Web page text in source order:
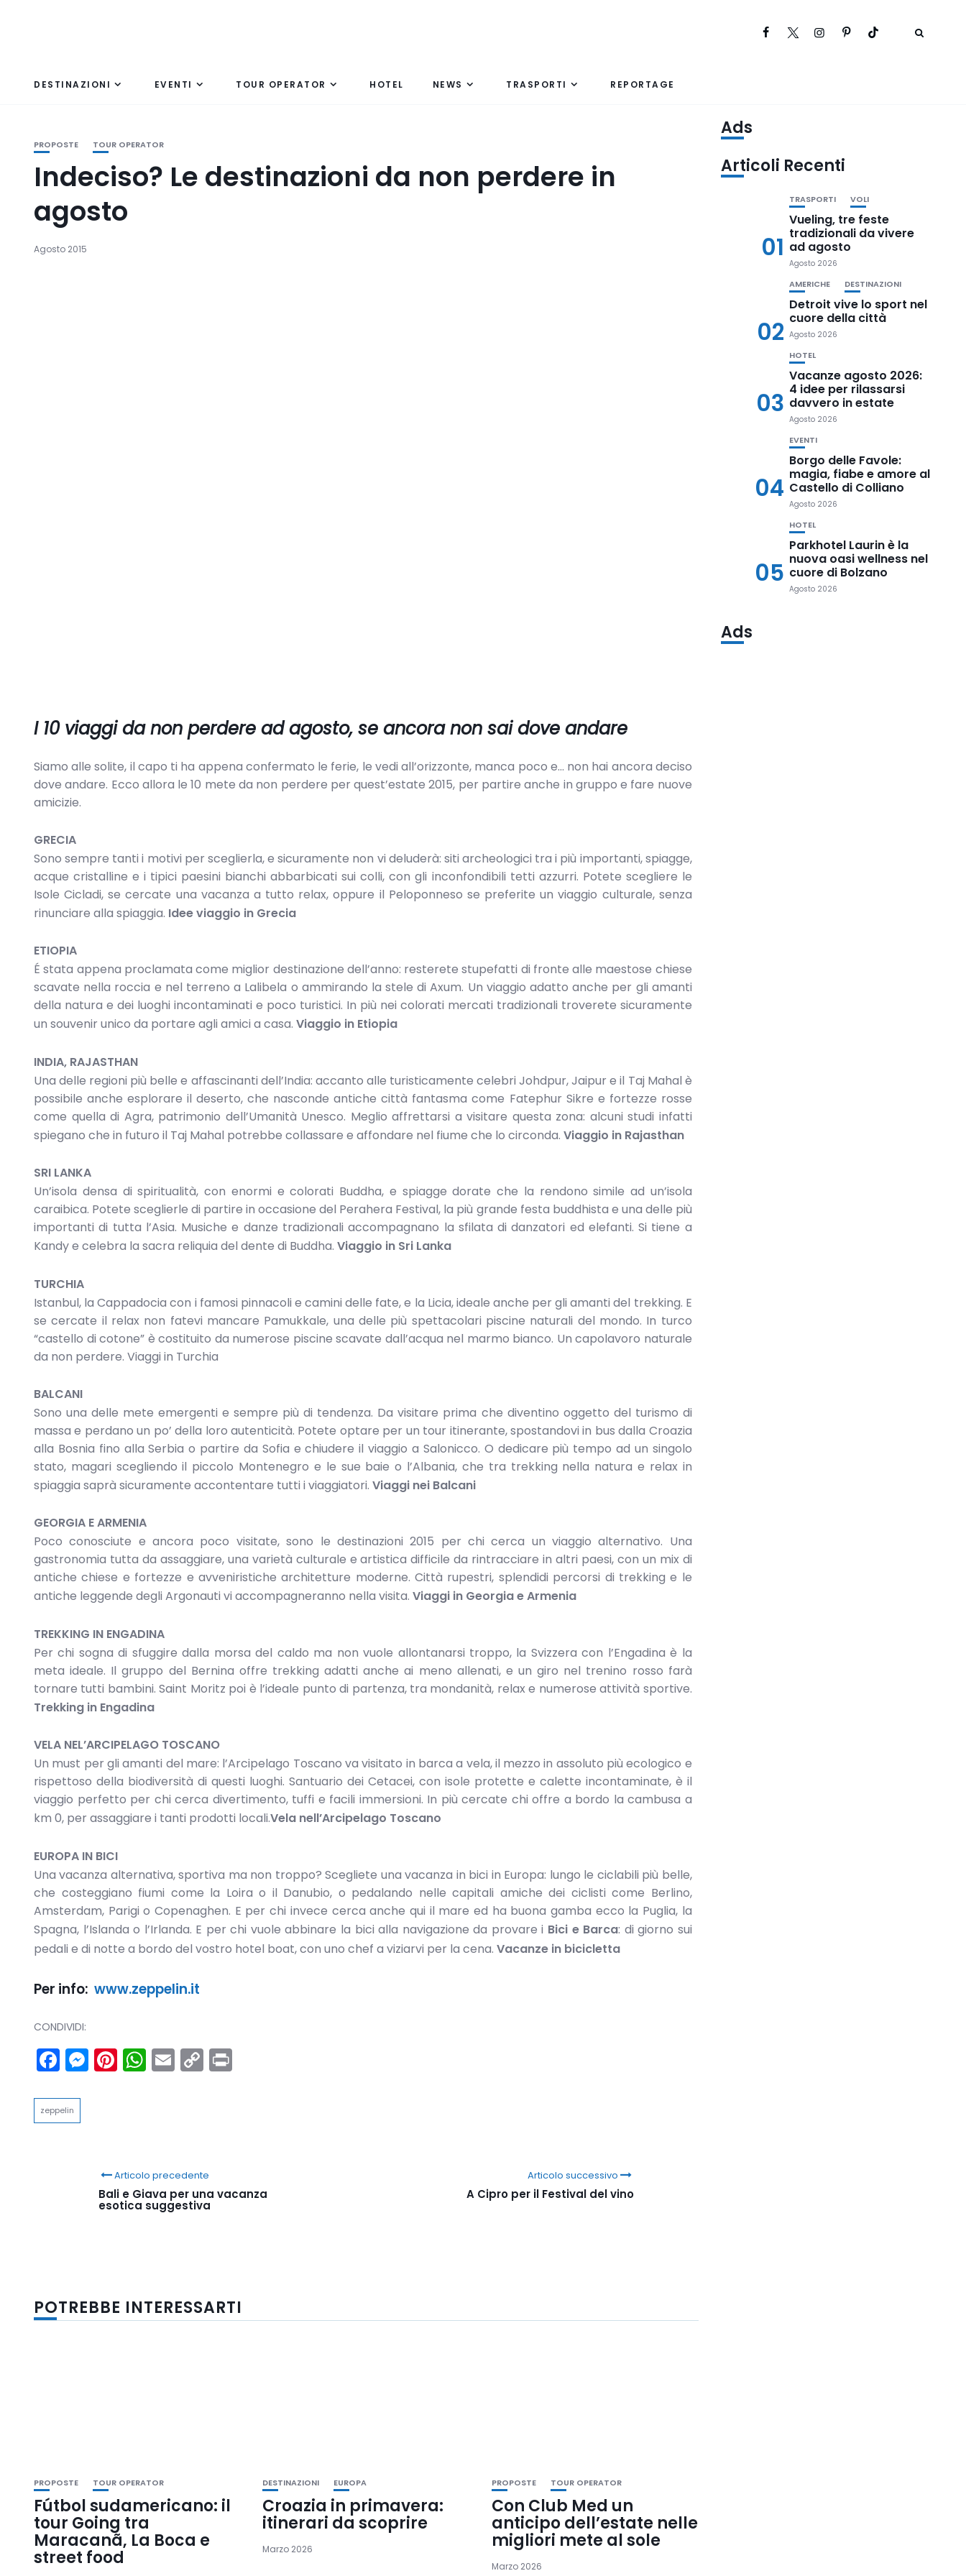
DESTINAZIONI EVENTI TOUR OPERATOR HOTEL NEWS TRASPORTI REPORTAGE
PROPOSTE TOUR OPERATOR
Indeciso? Le destinazioni da non perdere in
agosto
Agosto 2015
I 10 viaggi da non perdere ad agosto, se ancora non sai dove andare
Siamo alle solite, il capo ti ha appena confermato le ferie, le vedi all’orizzonte, manca poco e… non hai ancora deciso
dove andare. Ecco allora le 10 mete da non perdere per quest’estate 2015, per partire anche in gruppo e fare nuove
amicizie.
GRECIA
Sono sempre tanti i motivi per sceglierla, e sicuramente non vi deluderà: siti archeologici tra i più importanti, spiagge,
acque cristalline e i tipici paesini bianchi abbarbicati sui colli, con gli inconfondibili tetti azzurri. Potete scegliere le
Isole Cicladi, se cercate una vacanza a tutto relax, oppure il Peloponneso se preferite un viaggio culturale, senza
rinunciare alla spiaggia. Idee viaggio in Grecia
ETIOPIA
É stata appena proclamata come miglior destinazione dell’anno: resterete stupefatti di fronte alle maestose chiese
scavate nella roccia e nel terreno a Lalibela o ammirando la stele di Axum. Un viaggio adatto anche per gli amanti
della natura e dei luoghi incontaminati e poco turistici. In più nei colorati mercati tradizionali troverete sicuramente
un souvenir unico da portare agli amici a casa. Viaggio in Etiopia
INDIA, RAJASTHAN
Una delle regioni più belle e affascinanti dell’India: accanto alle turisticamente celebri Johdpur, Jaipur e il Taj Mahal è
possibile anche esplorare il deserto, che nasconde antiche città fantasma come Fatephur Sikre e fortezze rosse
come quella di Agra, patrimonio dell’Umanità Unesco. Meglio affrettarsi a visitare questa zona: alcuni studi infatti
spiegano che in futuro il Taj Mahal potrebbe collassare e affondare nel fiume che lo circonda. Viaggio in Rajasthan
SRI LANKA
Un’isola densa di spiritualità, con enormi e colorati Buddha, e spiagge dorate che la rendono simile ad un’isola
caraibica. Potete sceglierle di partire in occasione del Perahera Festival, la più grande festa buddhista e una delle più
importanti di tutta l’Asia. Musiche e danze tradizionali accompagnano la sfilata di danzatori ed elefanti. Si tiene a
Kandy e celebra la sacra reliquia del dente di Buddha. Viaggio in Sri Lanka
TURCHIA
Istanbul, la Cappadocia con i famosi pinnacoli e camini delle fate, e la Licia, ideale anche per gli amanti del trekking. E
se cercate il relax non fatevi mancare Pamukkale, una delle più spettacolari piscine naturali del mondo. In turco
“castello di cotone” è costituito da numerose piscine scavate dall’acqua nel marmo bianco. Un capolavoro naturale
da non perdere. Viaggi in Turchia
BALCANI
Sono una delle mete emergenti e sempre più di tendenza. Da visitare prima che diventino oggetto del turismo di
massa e perdano un po’ della loro autenticità. Potete optare per un tour itinerante, spostandovi in bus dalla Croazia
alla Bosnia fino alla Serbia o partire da Sofia e chiudere il viaggio a Salonicco. O dedicare più tempo ad un singolo
stato, magari scegliendo il piccolo Montenegro e le sue baie o l’Albania, che tra trekking nella natura e relax in
spiaggia saprà sicuramente accontentare tutti i viaggiatori. Viaggi nei Balcani
GEORGIA E ARMENIA
Poco conosciute e ancora poco visitate, sono le destinazioni 2015 per chi cerca un viaggio alternativo. Una
gastronomia tutta da assaggiare, una varietà culturale e artistica difficile da rintracciare in altri paesi, con un mix di
antiche chiese e fortezze e avveniristiche architetture moderne. Città rupestri, splendidi percorsi di trekking e le
antiche leggende degli Argonauti vi accompagneranno nella visita. Viaggi in Georgia e Armenia
TREKKING IN ENGADINA
Per chi sogna di sfuggire dalla morsa del caldo ma non vuole allontanarsi troppo, la Svizzera con l’Engadina è la
meta ideale. Il gruppo del Bernina offre trekking adatti anche ai meno allenati, e un giro nel trenino rosso farà
tornare tutti bambini. Saint Moritz poi è l’ideale punto di partenza, tra mondanità, relax e numerose attività sportive.
Trekking in Engadina
VELA NEL’ARCIPELAGO TOSCANO
Un must per gli amanti del mare: l’Arcipelago Toscano va visitato in barca a vela, il mezzo in assoluto più ecologico e
rispettoso della biodiversità di questi luoghi. Santuario dei Cetacei, con isole protette e calette incontaminate, è il
viaggio perfetto per chi cerca divertimento, tuffi e facili immersioni. In più cercate chi offre a bordo la cambusa a
km 0, per assaggiare i tanti prodotti locali.Vela nell’Arcipelago Toscano
EUROPA IN BICI
Una vacanza alternativa, sportiva ma non troppo? Scegliete una vacanza in bici in Europa: lungo le ciclabili più belle,
che costeggiano fiumi come la Loira o il Danubio, o pedalando nelle capitali amiche dei ciclisti come Berlino,
Amsterdam, Parigi o Copenaghen. E per chi invece cerca anche qui il mare ed ha buona gamba ecco la Puglia, la
Spagna, l’Islanda o l’Irlanda. E per chi vuole abbinare la bici alla navigazione da provare i Bici e Barca: di giorno sui
pedali e di notte a bordo del vostro hotel boat, con uno chef a viziarvi per la cena. Vacanze in bicicletta
Per info: www.zeppelin.it
CONDIVIDI:
Facebook
Messenger
Pinterest
WhatsApp
Email
Copy
Link
zeppelin
Articolo precedente
Bali e Giava per una vacanza
esotica suggestiva
Articolo successivo
A Cipro per il Festival del vino
POTREBBE INTERESSARTI
PROPOSTE TOUR OPERATOR
Fútbol sudamericano: il
tour Going tra
Maracanã, La Boca e
street food
DESTINAZIONI EUROPA
Croazia in primavera:
itinerari da scoprire
Marzo 2026
PROPOSTE TOUR OPERATOR
Con Club Med un
anticipo dell’estate nelle
migliori mete al sole
Marzo 2026
Ads
Articoli Recenti
01
TRASPORTI VOLI
Vueling, tre feste
tradizionali da vivere
ad agosto
Agosto 2026
02
AMERICHE DESTINAZIONI
Detroit vive lo sport nel
cuore della città
Agosto 2026
03
HOTEL
Vacanze agosto 2026:
4 idee per rilassarsi
davvero in estate
Agosto 2026
04
EVENTI
Borgo delle Favole:
magia, fiabe e amore al
Castello di Colliano
Agosto 2026
05
HOTEL
Parkhotel Laurin è la
nuova oasi wellness nel
cuore di Bolzano
Agosto 2026
Ads